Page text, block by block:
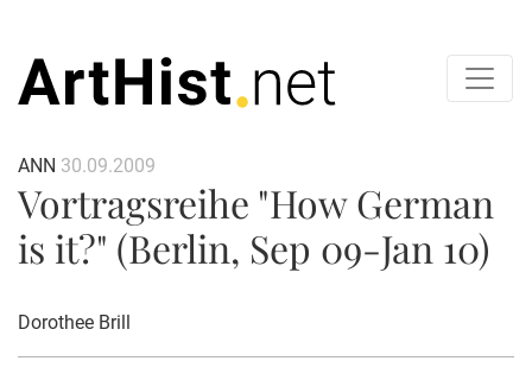
ANN 30.09.2009
Vortragsreihe "How German
is it?" (Berlin, Sep 09-Jan 10)
Dorothee Brill